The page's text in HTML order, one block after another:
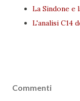
La Sindone e
L'analisi C14
Commenti